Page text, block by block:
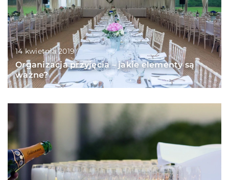
14 kwietnia 2019
Organizacja przyjęcia – jakie elementy są
ważne?